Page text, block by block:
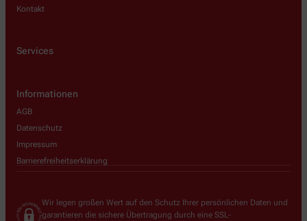
Kontakt
Services
Informationen
AGB
Datenschutz
Impressum
Barrierefreiheitserklärung
Wir legen großen Wert auf den Schutz Ihrer persönlichen Daten und
garantieren die sichere Übertragung durch eine SSL-